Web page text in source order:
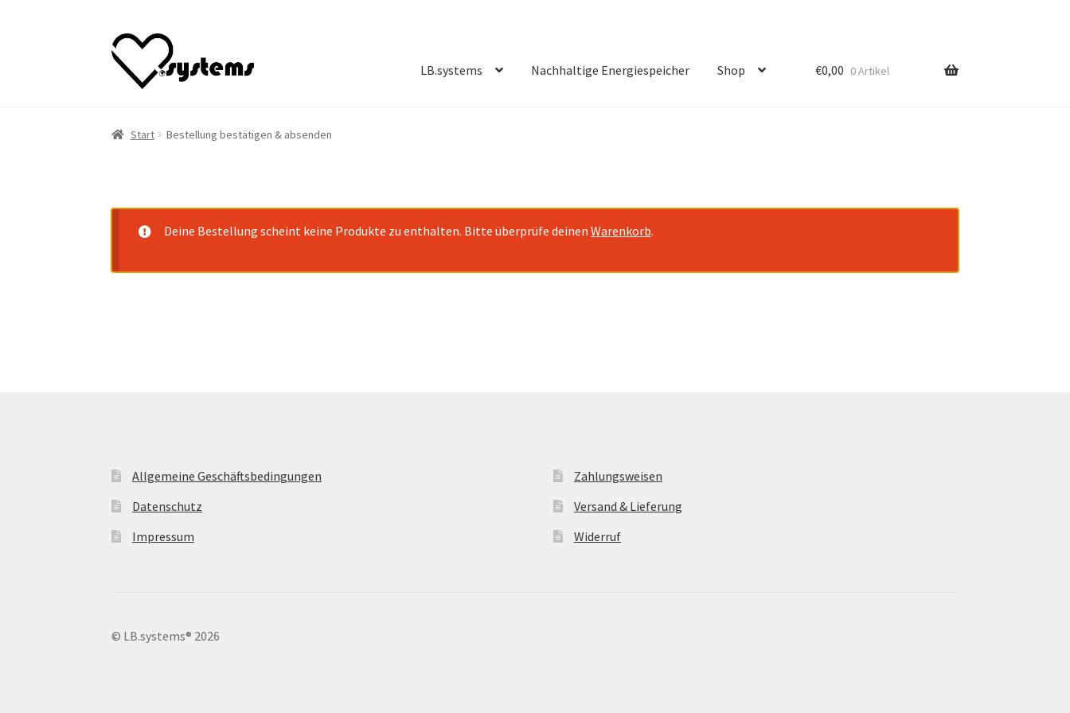
Zur
Zum
LB.systems Nachhaltige Energiespeicher Shop €0,00 0 Artikel
Start Bestellung bestätigen & absenden
Deine Bestellung scheint keine Produkte zu enthalten. Bitte überprüfe deinen Warenkorb.
Allgemeine Geschäftsbedingungen
Datenschutz
Impressum
Zahlungsweisen
Versand & Lieferung
Widerruf
© LB.systems® 2026